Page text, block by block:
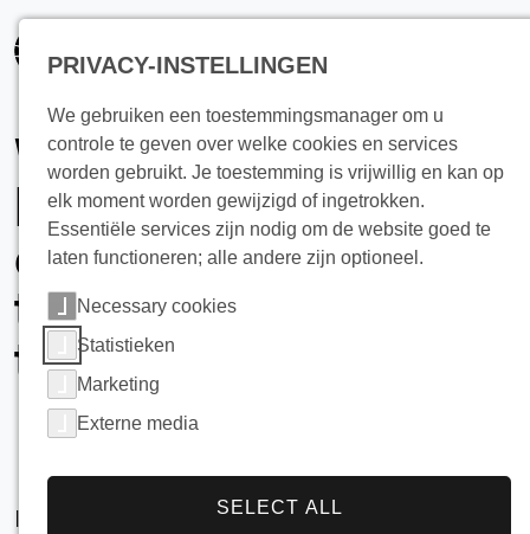
Wil je vloeistoffen
laten circuleren in
een roertank en ze
tegelijkertijd
temperen?
In dat geval wordt de warmtewisselplaat
PRIVACY-INSTELLINGEN
We gebruiken een toestemmingsmanager om u
controle te geven over welke cookies en services
worden gebruikt. Je toestemming is vrijwillig en kan op
elk moment worden gewijzigd of ingetrokken.
Essentiële services zijn nodig om de website goed te
laten functioneren; alle andere zijn optioneel.
Necessary cookies
Statistieken
Marketing
Externe media
SELECT ALL